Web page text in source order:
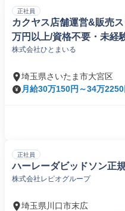
正社員
カクヤス店舗運営&販売
万円以上/資格不要・未経
株式会社ひとまいる
埼玉県さいたま市大宮区
月給30万150円～34万2250
正社員
ハーレーダビッドソン正
株式会社レピオグループ
埼玉県川口市末広